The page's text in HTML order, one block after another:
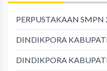
PERPUSTAKAAN SMPN
DINDIKPORA
DINDIKPORA